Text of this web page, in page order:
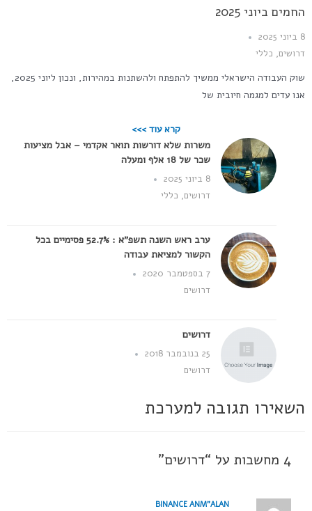
החמים ביוני 2025
8 ביוני 2025
דרושים, כללי
שוק העבודה הישראלי ממשיך להתפתח ולהשתנות במהירות, ונכון ליוני 2025,
אנו עדים למגמה חיובית של
קרא עוד >>>
משרות שלא דורשות תואר אקדמי – אבל מציעות
שכר של 18 אלף ומעלה
8 ביוני 2025
דרושים, כללי
ערב ראש השנה תשפ"א : 52.7% פסימיים בכל
הקשור למציאת עבודה
7 בספטמבר 2020
דרושים
דרושים
25 בנובמבר 2018
דרושים
השאירו תגובה למערכת
4 מחשבות על “דרושים”
BINANCE ANM"ALAN